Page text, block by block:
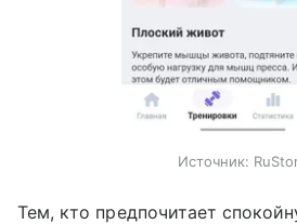
Источник:
Тем, кто предпочитает